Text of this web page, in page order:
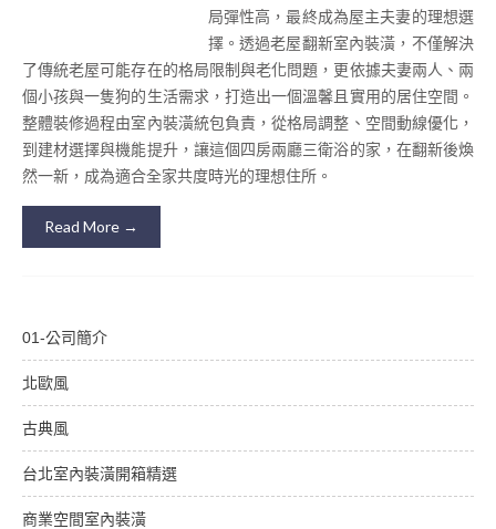
局彈性高，最終成為屋主夫妻的理想選
擇。透過老屋翻新室內裝潢，不僅解決
了傳統老屋可能存在的格局限制與老化問題，更依據夫妻兩人、兩
個小孩與一隻狗的生活需求，打造出一個溫馨且實用的居住空間。
整體裝修過程由室內裝潢統包負責，從格局調整、空間動線優化，
到建材選擇與機能提升，讓這個四房兩廳三衛浴的家，在翻新後煥
然一新，成為適合全家共度時光的理想住所。
Read More →
01-公司簡介
北歐風
古典風
台北室內裝潢開箱精選
商業空間室內裝潢